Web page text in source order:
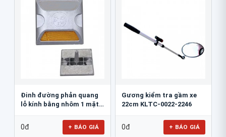
Đinh đường phản quang
lỗ kính bằng nhôm 1 mặt
0đ + BÁO GIÁ
Gương kiểm tra gầm xe
22cm KLTC-0022-2246
0đ + BÁO GIÁ